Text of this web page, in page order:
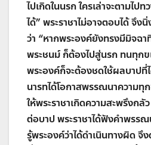
ไปเกิดในนรก ใครเล่าจะตามไ
ได้”พระราชาไม่อาจตอบได้ จึ
ว่า “หากพระองค์ยังทรงมีมิจฉ
พระชนม์ ก็ต้องไปสู่นรก ทนทุกข
พระองค์ก็จะต้องชดใช้ผลบาปที่
นารทได้โอกาสพรรณนาความทุ
ให้พระราชาเกิดความสะพรึงก
ต่อบาป พระราชาได้ฟังคำพรร
รู้พระองค์ว่าได้ดำเนินทางผิด จึง